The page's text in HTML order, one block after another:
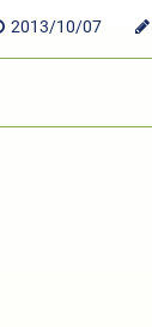
2013/10/07